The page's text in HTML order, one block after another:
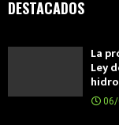
DESTACADOS
La
Ley